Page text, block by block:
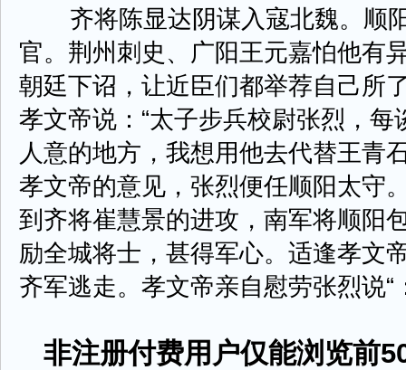
齐将陈显达阴谋入寇北魏。顺
官。荆州刺史、广阳王元嘉怕他有
朝廷下诏，让近臣们都举荐自己所
孝文帝说：“太子步兵校尉张烈，
人意的地方，我想用他去代替王青
孝文帝的意见，张烈便任顺阳太守
到齐将崔慧景的进攻，南军将顺阳
励全城将士，甚得军心。适逢孝文
齐军逃走。孝文帝亲自慰劳张烈说
非注册付费用户仅能浏览前